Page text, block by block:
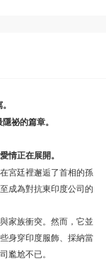
祕的篇章。
情正在展開。
宮廷裡邂逅了首相的孫
成為對抗東印度公司的
家族衝突。然而，它並
身穿印度服飾、採納當
尷尬不已。